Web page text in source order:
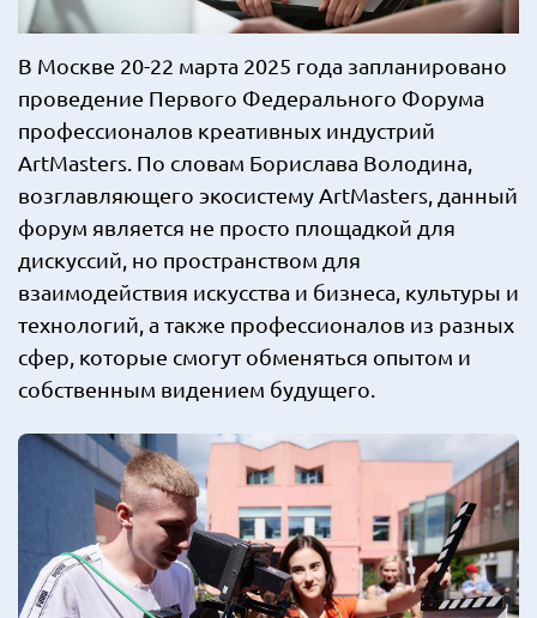
В Москве 20-22 марта 2025 года запланировано
проведение Первого Федерального Форума
профессионалов креативных индустрий
ArtMasters. По словам Борислава Володина,
возглавляющего экосистему ArtMasters, данный
форум является не просто площадкой для
дискуссий, но пространством для
взаимодействия искусства и бизнеса, культуры и
технологий, а также профессионалов из разных
сфер, которые смогут обменяться опытом и
собственным видением будущего.